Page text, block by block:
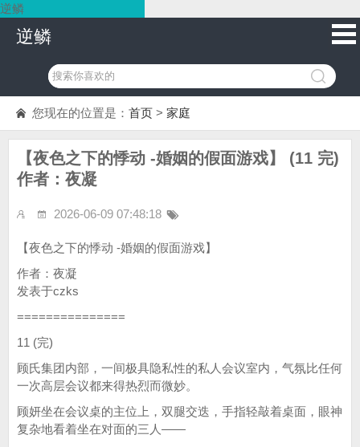
逆鳞
逆鳞
您现在的位置是： 首页 > 家庭
【夜色之下的悸动 -婚姻的假面游戏】 (11 完)
作者：夜凝
2026-06-09 07:48:18
【夜色之下的悸动 -婚姻的假面游戏】
作者：夜凝
发表于czks
===============
11 (完)
顾氏集团内部，一间极具隐私性的私人会议室内，气氛比任何
一次高层会议都来得热烈而微妙。
顾妍坐在会议桌的主位上，双腿交迭，手指轻敲着桌面，眼神
复杂地看着坐在对面的三人——